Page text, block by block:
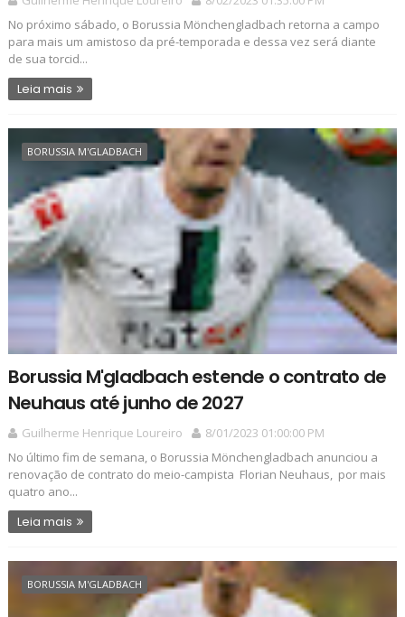
No próximo sábado, o Borussia Mönchengladbach retorna a campo
para mais um amistoso da pré-temporada e dessa vez será diante
de sua torcid...
Leia mais
BORUSSIA M'GLADBACH
Borussia M'gladbach estende o contrato de
Neuhaus até junho de 2027
Guilherme Henrique Loureiro
8/01/2023 01:00:00 PM
No último fim de semana, o Borussia Mönchengladbach anunciou a
renovação de contrato do meio-campista Florian Neuhaus, por mais
quatro ano...
Leia mais
BORUSSIA M'GLADBACH